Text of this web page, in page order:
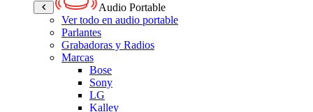
Audio Portable
Ver todo en audio portable
Parlantes
Grabadoras y Radios
Marcas
Bose
Sony
LG
Kalley